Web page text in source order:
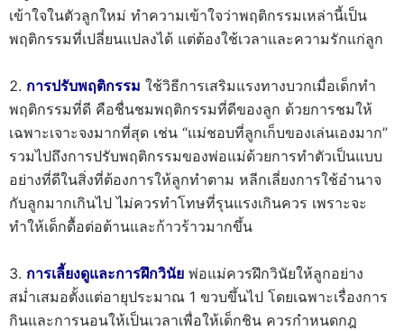
เข้าใจในตัวลูกใหม่ ทำความเข้าใจว่าพฤติกรรมเหล่านี้เป็น
พฤติกรรมที่เปลี่ยนแปลงได้ แต่ต้องใช้เวลาและความรักแก่ลูก
การปรับพฤติกรรม ใช้วิธีการเสริมแรงทางบวกเมื่อเด็กทำ
พฤติกรรมที่ดี คือชื่นชมพฤติกรรมที่ดีของลูก ด้วยการชมให้
เฉพาะเจาะจงมากที่สุด เช่น “แม่ชอบที่ลูกเก็บของเล่นเองมาก”
รวมไปถึงการปรับพฤติกรรมของพ่อแม่ด้วยการทำตัวเป็นแบบ
อย่างที่ดีในสิ่งที่ต้องการให้ลูกทำตาม หลีกเลี่ยงการใช้อำนาจ
กับลูกมากเกินไป ไม่ควรทำโทษที่รุนแรงเกินควร เพราะจะ
ทำให้เด็กดื้อต่อต้านและก้าวร้าวมากขึ้น
การเลี้ยงดูและการฝึกวินัย พ่อแม่ควรฝึกวินัยให้ลูกอย่าง
สม่ำเสมอตั้งแต่อายุประมาณ 1 ขวบขึ้นไป โดยเฉพาะเรื่องการ
กินและการนอนให้เป็นเวลาเพื่อให้เด็กชิน ควรกำหนดกฎ